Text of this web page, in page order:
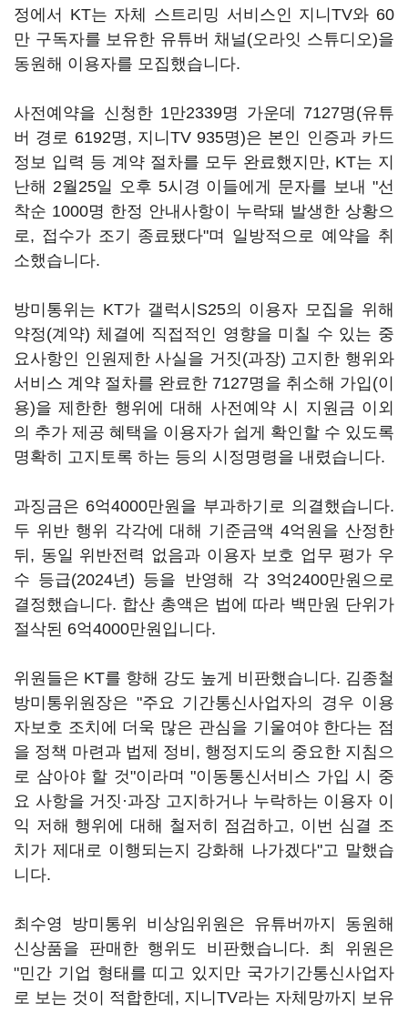
정에서 KT는 자체 스트리밍 서비스인 지니TV와 60
만 구독자를 보유한 유튜버 채널(오라잇 스튜디오)을
동원해 이용자를 모집했습니다.
사전예약을 신청한 1만2339명 가운데 7127명(유튜
버 경로 6192명, 지니TV 935명)은 본인 인증과 카드
정보 입력 등 계약 절차를 모두 완료했지만, KT는 지
난해 2월25일 오후 5시경 이들에게 문자를 보내 "선
착순 1000명 한정 안내사항이 누락돼 발생한 상황으
로, 접수가 조기 종료됐다"며 일방적으로 예약을 취
소했습니다.
방미통위는 KT가 갤럭시S25의 이용자 모집을 위해
약정(계약) 체결에 직접적인 영향을 미칠 수 있는 중
요사항인 인원제한 사실을 거짓(과장) 고지한 행위와
서비스 계약 절차를 완료한 7127명을 취소해 가입(이
용)을 제한한 행위에 대해 사전예약 시 지원금 이외
의 추가 제공 혜택을 이용자가 쉽게 확인할 수 있도록
명확히 고지토록 하는 등의 시정명령을 내렸습니다.
과징금은 6억4000만원을 부과하기로 의결했습니다.
두 위반 행위 각각에 대해 기준금액 4억원을 산정한
뒤, 동일 위반전력 없음과 이용자 보호 업무 평가 우
수 등급(2024년) 등을 반영해 각 3억2400만원으로
결정했습니다. 합산 총액은 법에 따라 백만원 단위가
절삭된 6억4000만원입니다.
위원들은 KT를 향해 강도 높게 비판했습니다. 김종철
방미통위원장은 "주요 기간통신사업자의 경우 이용
자보호 조치에 더욱 많은 관심을 기울여야 한다는 점
을 정책 마련과 법제 정비, 행정지도의 중요한 지침으
로 삼아야 할 것"이라며 "이동통신서비스 가입 시 중
요 사항을 거짓·과장 고지하거나 누락하는 이용자 이
익 저해 행위에 대해 철저히 점검하고, 이번 심결 조
치가 제대로 이행되는지 강화해 나가겠다"고 말했습
니다.
최수영 방미통위 비상임위원은 유튜버까지 동원해
신상품을 판매한 행위도 비판했습니다. 최 위원은
"민간 기업 형태를 띠고 있지만 국가기간통신사업자
로 보는 것이 적합한데, 지니TV라는 자체망까지 보유